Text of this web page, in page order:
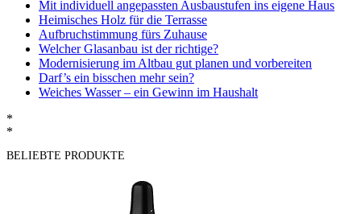
Mit individuell angepassten Ausbaustufen ins eigene Haus
Heimisches Holz für die Terrasse
Aufbruchstimmung fürs Zuhause
Welcher Glasanbau ist der richtige?
Modernisierung im Altbau gut planen und vorbereiten
Darf’s ein bisschen mehr sein?
Weiches Wasser – ein Gewinn im Haushalt
*
*
BELIEBTE PRODUKTE